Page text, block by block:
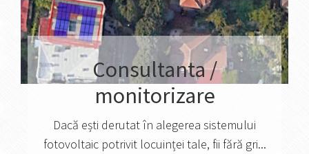
Consultanta /
monitorizare
Dacă ești derutat în alegerea sistemului
fotovoltaic potrivit locuinței tale, fii fără gri...